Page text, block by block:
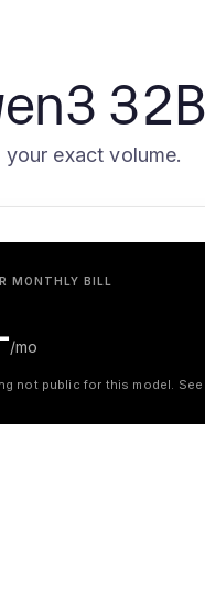
exact volume.
MONTHLY BILL
/mo
not public for this model.